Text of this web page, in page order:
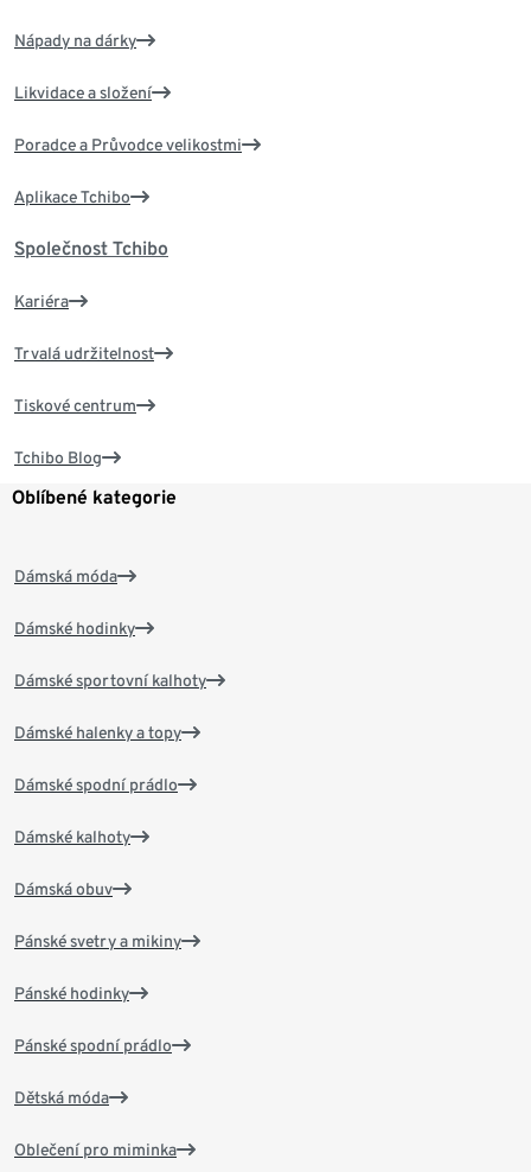
Nápady na dárky
Likvidace a složení
Poradce a Průvodce velikostmi
Aplikace Tchibo
Společnost Tchibo
Kariéra
Trvalá udržitelnost
Tiskové centrum
Tchibo Blog
Oblíbené kategorie
Dámská móda
Dámské hodinky
Dámské sportovní kalhoty
Dámské halenky a topy
Dámské spodní prádlo
Dámské kalhoty
Dámská obuv
Pánské svetry a mikiny
Pánské hodinky
Pánské spodní prádlo
Dětská móda
Oblečení pro miminka